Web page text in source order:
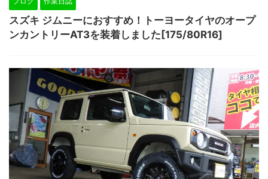
スズキ ジムニーにおすすめ！トーヨータイヤのオープ
ンカントリーAT3を装着しました[175/80R16]